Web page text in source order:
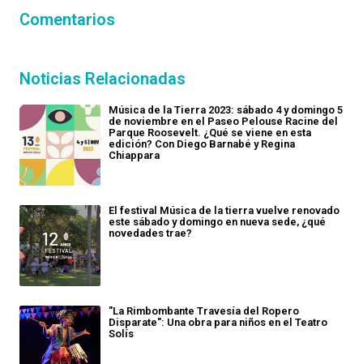
Comentarios
Noticias Relacionadas
Música de la Tierra 2023: sábado 4 y domingo 5
de noviembre en el Paseo Pelouse Racine del
Parque Roosevelt. ¿Qué se viene en esta
edición? Con Diego Barnabé y Regina
Chiappara
El festival Música de la tierra vuelve renovado
este sábado y domingo en nueva sede, ¿qué
novedades trae?
"La Rimbombante Travesía del Ropero
Disparate": Una obra para niños en el Teatro
Solís